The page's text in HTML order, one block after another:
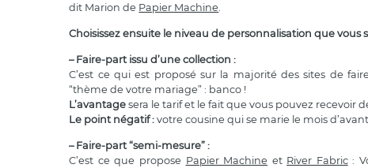
dit Marion de Papier Machine
Choisissez ensuite le niveau de personnalisation que vous
– Faire-part issu d’une collection :
C’est ce qui est proposé sur la majorité des sites de
“thème de votre mariage” : banco !
L’avantage sera le tarif et le fait que vous pouvez recevoir
Le point négatif : votre cousine qui se marie le mois
– Faire-part “semi-mesure” :
C’est ce que propose Papier Machine et River Fabric: